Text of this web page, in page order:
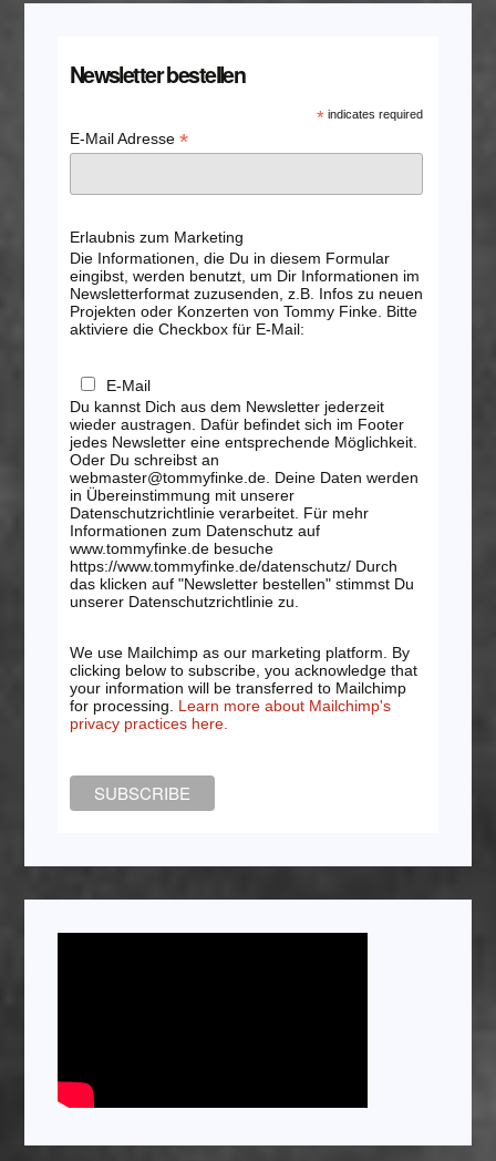
Newsletter bestellen
* indicates required
E-Mail Adresse *
Erlaubnis zum Marketing
Die Informationen, die Du in diesem Formular
eingibst, werden benutzt, um Dir Informationen im
Newsletterformat zuzusenden, z.B. Infos zu neuen
Projekten oder Konzerten von Tommy Finke. Bitte
aktiviere die Checkbox für E-Mail:
E-Mail
Du kannst Dich aus dem Newsletter jederzeit
wieder austragen. Dafür befindet sich im Footer
jedes Newsletter eine entsprechende Möglichkeit.
Oder Du schreibst an
webmaster@tommyfinke.de. Deine Daten werden
in Übereinstimmung mit unserer
Datenschutzrichtlinie verarbeitet. Für mehr
Informationen zum Datenschutz auf
www.tommyfinke.de besuche
https://www.tommyfinke.de/datenschutz/ Durch
das klicken auf "Newsletter bestellen" stimmst Du
unserer Datenschutzrichtlinie zu.
We use Mailchimp as our marketing platform. By
clicking below to subscribe, you acknowledge that
your information will be transferred to Mailchimp
for processing. Learn more about Mailchimp's
privacy practices here.